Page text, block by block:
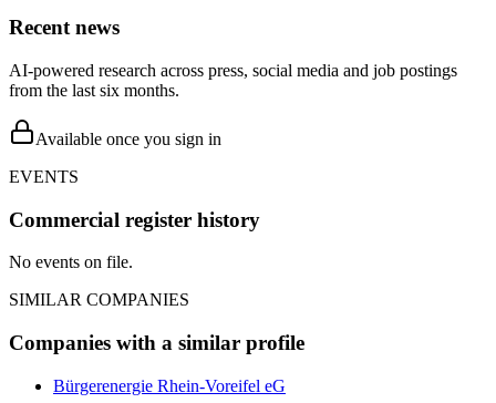
Recent news
AI-powered research across press, social media and job postings
from the last six months.
Available once you sign in
EVENTS
Commercial register history
No events on file.
SIMILAR COMPANIES
Companies with a similar profile
Bürgerenergie Rhein-Voreifel eG